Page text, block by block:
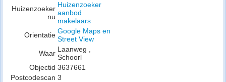
Huizenzoeker
nu
Huizenzoeker
aanbod
makelaars
Orientatie Google Maps en
Street View
Waar Laanweg ,
Schoorl
Objectid 3637661
Postcodescan 3